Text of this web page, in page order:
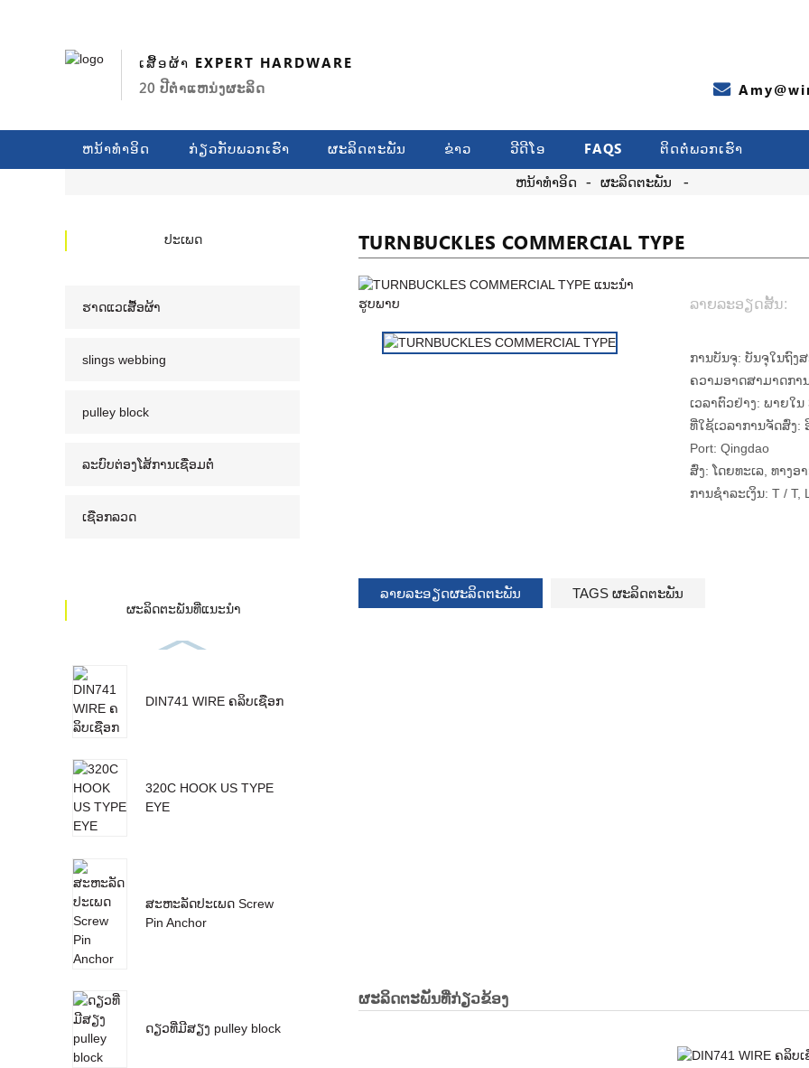
ເສື້ອຜ້າ EXPERT HARDWARE
20 ປີຕໍາແຫນ່ງຜະລິດ
ຫນ້າທໍາອິດ ກ່ຽວ​ກັບ​ພວກ​ເຮົາ ຜະລິດຕະພັນ ຂ່າວ ວີດີໂອ FAQS ຕິດ​ຕໍ່​ພວກ​ເຮົາ
ຫນ້າທໍາອິດ ຜະລິດຕະພັນ
ປະເພດ
ຮາດແວເສື້ອຜ້າ
slings webbing
pulley block
ລະບົບຕ່ອງໂສ້ການເຊື່ອມຕໍ່
ເຊືອກລວດ
ຜະລິດຕະພັນທີ່ແນະນໍາ
DIN741 WIRE ຄລິບເຊືອກ
320C HOOK US TYPE
EYE
ສະຫະລັດປະເພດ Screw
Pin Anchor
ດຽວທີ່ມີສຽງ pulley block
TURNBUCKLES COMMERCIAL TYPE
ລາຍລະອຽດສັ້ນ:
ການບັນຈຸ:ບັນຈຸໃນຖົງ
ຄວາມອາດສາມາດກາ
ເວລາຕົວຢ່າງ:ພາຍໃນ
ທີ່ໃຊ້ເວລາການຈັດສົ່ງ:
Port:Qingdao
ສົ່ງ:ໂດຍທະເລ, ທາງ
ການຊໍາລະເງິນ:T / T,
ລາຍລະອຽດຜະລິດຕະພັນ TAGS ຜະລິດຕະພັນ
ຜະ​ລິດ​ຕະ​ພັນ​ທີ່​ກ່ຽວ​ຂ້ອງ